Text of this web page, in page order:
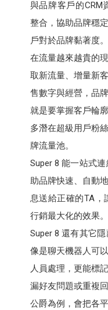
與品牌客戶的CRM
整合，協助品牌穩
戶對於品牌黏著度。
在流量越來越貴的
取新流量、增量新
售數字與經營，品
就是要掌握客戶輪
多潛在超級用戶粉
牌流量池。
Super 8 能一站式
助品牌快速、自動
息送給正確的TA，
行銷最大化的效果。
Super 8 還有其它
像是聊天機器人可
人員處理，更能標
漏好友問題或重複
公爵為例，會把各